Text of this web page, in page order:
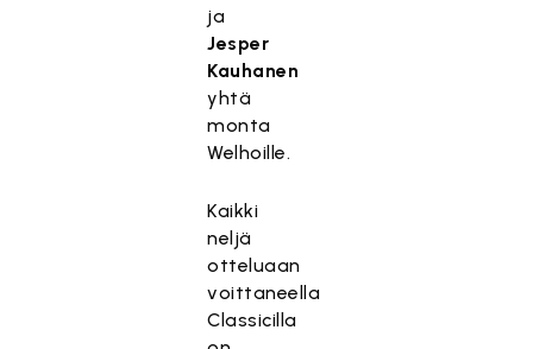
ja
Jesper
Kauhanen
yhtä
monta
Welhoille.
Kaikki
neljä
otteluaan
voittaneella
Classicilla